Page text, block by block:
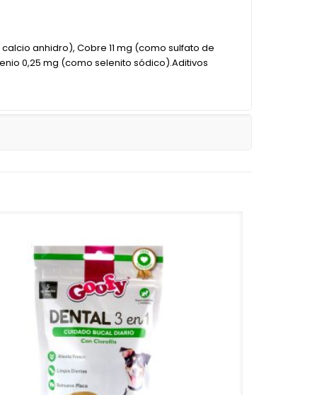
anhidro), Cobre 11 mg (como sulfato de
0,25 mg (como selenito sódico).Aditivos